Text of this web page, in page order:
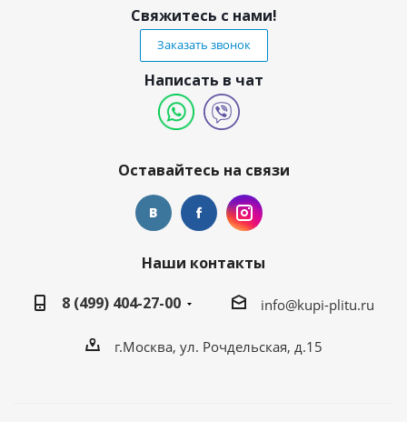
Свяжитесь с нами!
Заказать звонок
Написать в чат
Оставайтесь на связи
Наши контакты
8 (499) 404-27-00
info@kupi-plitu.ru
г.Москва, ул. Рочдельская, д.15